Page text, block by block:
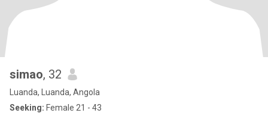
simao, 32
Luanda, Luanda, Angola
Seeking: Female 21 - 43